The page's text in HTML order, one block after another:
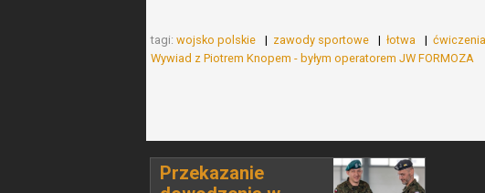
tagi: wojsko polskie zawody sportowe łotwa
Wywiad z Piotrem Knopem - byłym operatorem JW FORMOZA
Przekazanie